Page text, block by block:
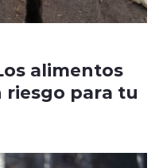
alimentos
para tu